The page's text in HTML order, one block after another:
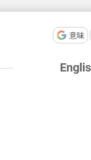
意味